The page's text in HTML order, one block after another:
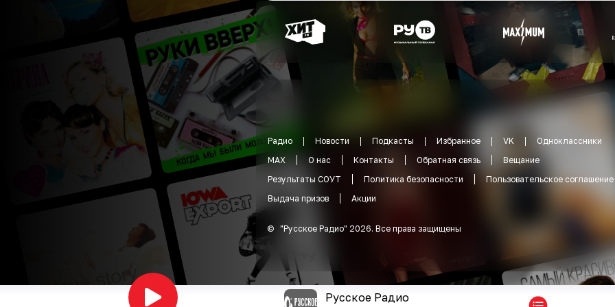
Радио Новости Подкасты Избранное VK
Одноклассники
MAX
О нас Контакты Обратная связь
Вещание
Результаты СОУТ
Политика безопасности
Пользовательское соглашение
Выдача призов
Акции
© "Русское Радио" 2026. Все права защищены
Русское Радио